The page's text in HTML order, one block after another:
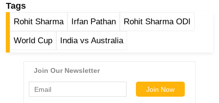
ज
न
ग
Tags
Rohit Sharma Irfan Pathan Rohit Sharma ODI
World Cup India vs Australia